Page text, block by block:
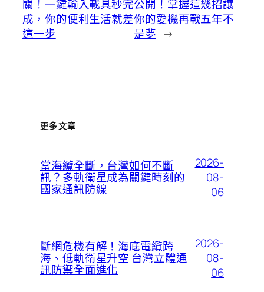
關！一鍵輸入載具秒完
成，你的便利生活就差
這一步
公開！掌握這幾招讓
你的愛機再戰五年不
是夢 →
更多文章
當海纜全斷，台灣如何不斷
訊？多軌衛星成為關鍵時刻的
國家通訊防線
2026-
08-
06
斷網危機有解！海底電纜跨
海、低軌衛星升空 台灣立體通
訊防禦全面進化
2026-
08-
06